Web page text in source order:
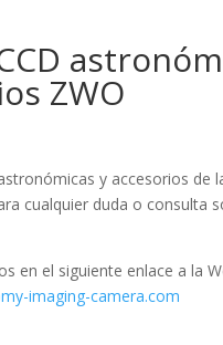
ZWO
y accesorios de
cualquier duda o consulta
en el siguiente enlace a la
imaging-camera.com